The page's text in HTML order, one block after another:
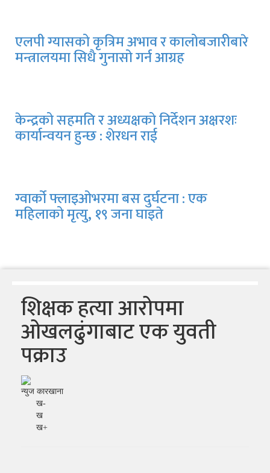
एलपी ग्यासको कृत्रिम अभाव र कालोबजारीबारे
मन्त्रालयमा सिधै गुनासो गर्न आग्रह
केन्द्रको सहमति र अध्यक्षको निर्देशन अक्षरशः
कार्यान्वयन हुन्छ : शेरधन राई
ग्वार्को फ्लाइओभरमा बस दुर्घटना : एक
महिलाको मृत्यु, १९ जना घाइते
शिक्षक हत्या आरोपमा
ओखलढुंगाबाट एक युवती
पक्राउ
न्युज कारखाना
ख-
ख
ख+